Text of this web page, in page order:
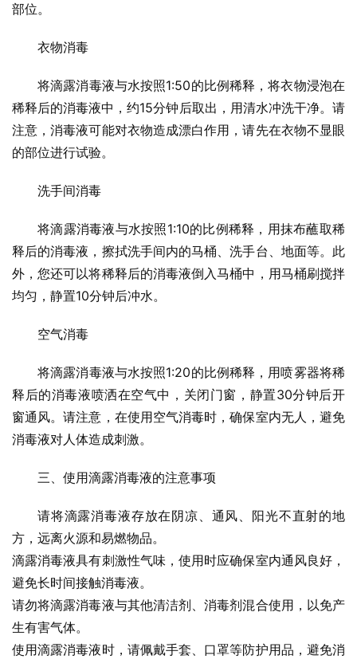
部位。
衣物消毒
将滴露消毒液与水按照1:50的比例稀释，将衣物浸泡在
稀释后的消毒液中，约15分钟后取出，用清水冲洗干净。请
注意，消毒液可能对衣物造成漂白作用，请先在衣物不显眼
的部位进行试验。
洗手间消毒
将滴露消毒液与水按照1:10的比例稀释，用抹布蘸取稀
释后的消毒液，擦拭洗手间内的马桶、洗手台、地面等。此
外，您还可以将稀释后的消毒液倒入马桶中，用马桶刷搅拌
均匀，静置10分钟后冲水。
空气消毒
将滴露消毒液与水按照1:20的比例稀释，用喷雾器将稀
释后的消毒液喷洒在空气中，关闭门窗，静置30分钟后开
窗通风。请注意，在使用空气消毒时，确保室内无人，避免
消毒液对人体造成刺激。
三、使用滴露消毒液的注意事项
请将滴露消毒液存放在阴凉、通风、阳光不直射的地
方，远离火源和易燃物品。
滴露消毒液具有刺激性气味，使用时应确保室内通风良好，
避免长时间接触消毒液。
请勿将滴露消毒液与其他清洁剂、消毒剂混合使用，以免产
生有害气体。
使用滴露消毒液时，请佩戴手套、口罩等防护用品，避免消